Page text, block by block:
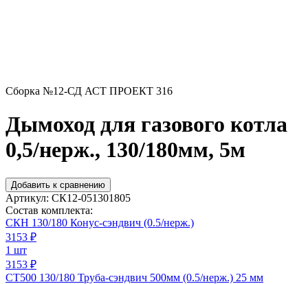
Сборка №12-СД АСТ ПРОЕКТ 316
Дымоход для газового котла
0,5/нерж., 130/180мм, 5м
Добавить к сравнению
Артикул: СК12-051301805
Состав комплекта:
СКН 130/180 Конус-сэндвич (0.5/нерж.)
3153 ₽
1 шт
3153 ₽
СТ500 130/180 Труба-сэндвич 500мм (0.5/нерж.) 25 мм